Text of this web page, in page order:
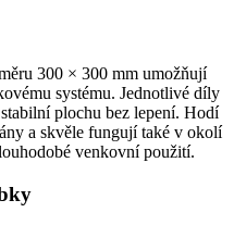
300 × 300 mm umožňují
systému. Jednotlivé díly
plochu bez lepení. Hodí
a skvěle fungují také v okolí
venkovní použití.